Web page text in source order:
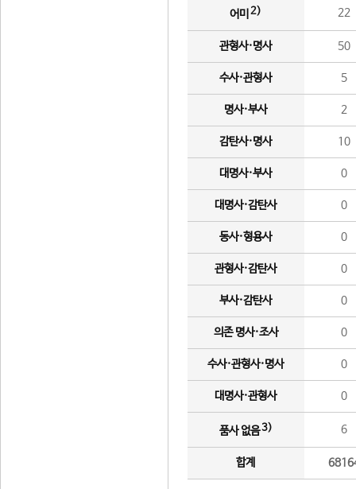
어미 2) 22
관형사·명사 50
수사·관형사 5
명사·부사 2
감탄사·명사 10
대명사·부사 0
대명사·감탄사 0
동사·형용사 0
관형사·감탄사 0
부사·감탄사 0
의존 명사·조사 0
수사·관형사·명사 0
대명사·관형사 0
품사 없음3) 6
합계